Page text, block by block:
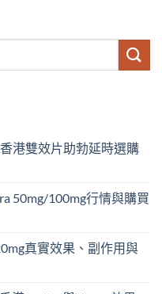
港雙效片助勃延時選購
50mg/100mg行情與購買
真實效果、副作用與